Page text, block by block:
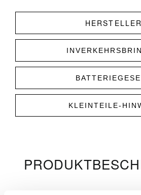
HERSTELLER
KLEINTEILE-